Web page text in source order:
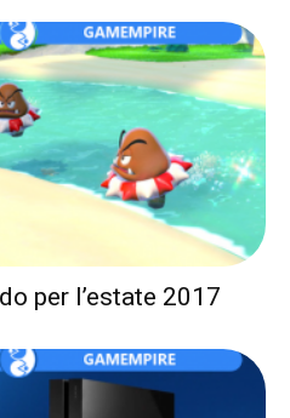
per l’estate 2017